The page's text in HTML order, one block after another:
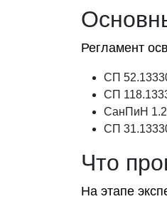
Регламент
СП
СП
СанПиН
СП
Что
На этапе